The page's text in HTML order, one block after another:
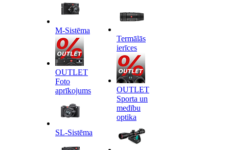
M-Sistēma
OUTLET
Foto
aprīkojums
SL-Sistēma
Termālās
ierīces
OUTLET
Sporta un
medību
optika